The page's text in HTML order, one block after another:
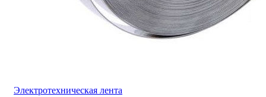
Электротехническая лента